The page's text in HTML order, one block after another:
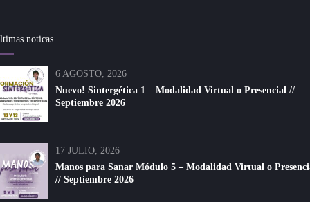
noticas
6 AGOSTO, 2026
Nuevo! Sintergética 1 – Modalidad Virtual o Presencial //
Septiembre 2026
17 JULIO, 2026
Manos para Sanar Módulo 5 – Modalidad Virtual o
// Septiembre 2026